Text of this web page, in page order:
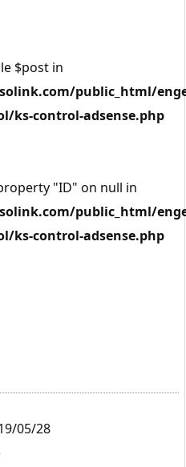
$post in
public_html/
ks-control-adsense.php
"ID" on null in
public_html/
ks-control-adsense.php
05/28